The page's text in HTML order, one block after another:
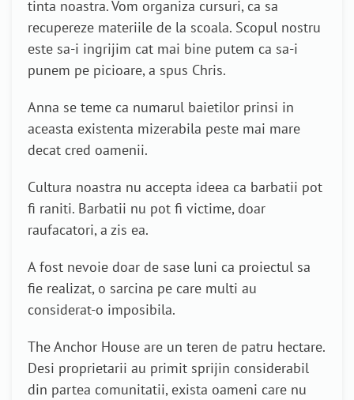
tinta noastra. Vom organiza cursuri, ca sa
recupereze materiile de la scoala. Scopul nostru
este sa-i ingrijim cat mai bine putem ca sa-i
punem pe picioare, a spus Chris.
Anna se teme ca numarul baietilor prinsi in
aceasta existenta mizerabila peste mai mare
decat cred oamenii.
Cultura noastra nu accepta ideea ca barbatii pot
fi raniti. Barbatii nu pot fi victime, doar
raufacatori, a zis ea.
A fost nevoie doar de sase luni ca proiectul sa
fie realizat, o sarcina pe care multi au
considerat-o imposibila.
The Anchor House are un teren de patru hectare.
Desi proprietarii au primit sprijin considerabil
din partea comunitatii, exista oameni care nu